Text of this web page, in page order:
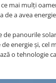
mai mulți
de a avea
de panourile
energie și,
o tehnologie